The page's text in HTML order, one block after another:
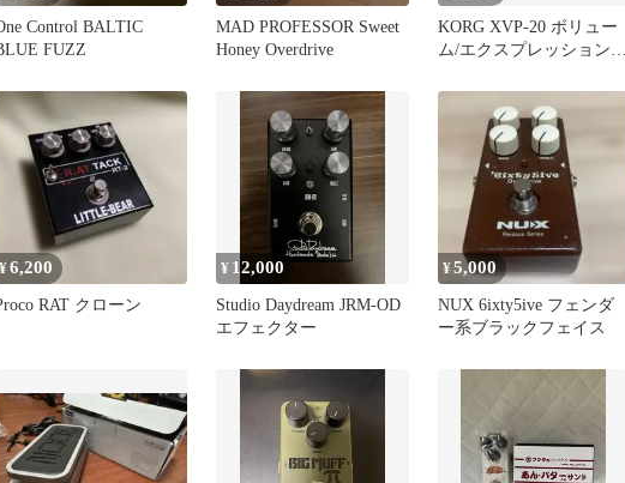
Control BALTIC
FUZZ
MAD PROFESSOR Sweet
Honey Overdrive
KORG XVP-20 ボリュー
ム/エクスプレッションペ
¥6,200
RAT クローン
¥ 12,000
Studio Daydream JRM-OD
エフェクター
¥5,000
NUX 6ixty5ive フェンダ
ー系ブラックフェイス